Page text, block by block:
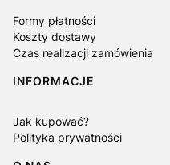
Formy płatności
Koszty dostawy
Czas realizacji zamówienia
INFORMACJE
Jak kupować?
Polityka prywatności